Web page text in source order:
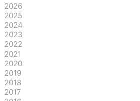
2026
2025
2024
2023
2022
2021
2020
2019
2018
2017